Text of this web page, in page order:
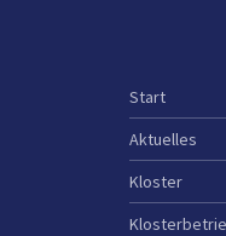
Start
Aktuelles
Kloster